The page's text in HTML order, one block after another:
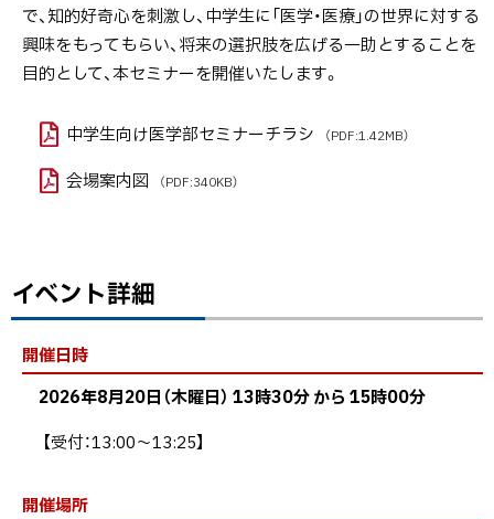
で、知的好奇心を刺激し、中学生に「医学・医療」の世界に対する
興味をもってもらい、将来の選択肢を広げる一助とすることを
目的として、本セミナーを開催いたします。
中学生向け医学部セミナーチラシ （PDF:1.42MB）
会場案内図 （PDF:340KB）
ト
ッ
プ
に
イベント詳細
開催日時
2026年8月20日（木曜日） 13時30分から 15時00分
【受付：13:00～13:25】
開催場所